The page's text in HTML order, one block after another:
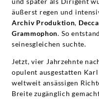
äußerst regen und
Archiv Produktion, Decca
Grammophon. So
seinesgleichen suchte.
Jetzt, vier Jahrzehnte
opulent ausgestatten
weltweit ansässigen
Breite zugänglich